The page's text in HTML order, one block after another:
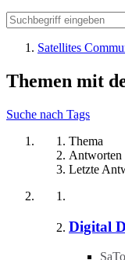
Satellites
Themen mit
Suche nach Tags
Thema
Antworten
Letzte
Digital